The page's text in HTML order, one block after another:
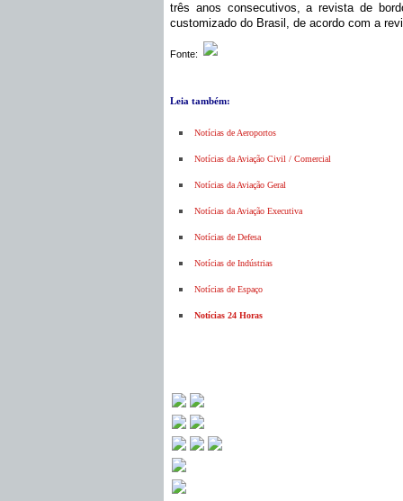
três anos consecutivos, a revista de
customizado do Brasil, de acordo com a
Fonte:
Leia também:
Notícias de Aeroportos
Notícias da Aviação Civil / Comercial
Notícias da Aviação Geral
Notícias da Aviação Executiva
Notícias de Defesa
Notícias de Indústrias
Notícias de Espaço
Notícias 24 Horas